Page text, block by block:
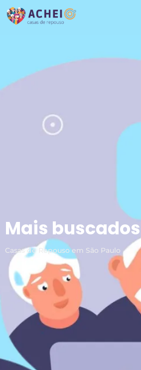
Mais buscados
Casas de Repouso em São Paulo